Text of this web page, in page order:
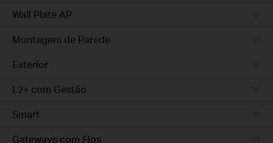
Wall Plate AP
Montagem de Parede
Exterior
L2+ com Gestão
Smart
Gateways com Fios